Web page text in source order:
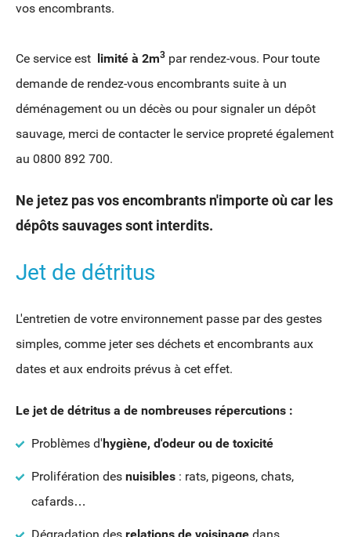
vos encombrants.
Ce service est limité à 2m3 par rendez-vous. Pour toute
demande de rendez-vous encombrants suite à un
déménagement ou un décès ou pour signaler un dépôt
sauvage, merci de contacter le service propreté également
au 0800 892 700.
Ne jetez pas vos encombrants n'importe où car les
dépôts sauvages sont interdits.
Jet de détritus
L'entretien de votre environnement passe par des gestes
simples, comme jeter ses déchets et encombrants aux
dates et aux endroits prévus à cet effet.
Le jet de détritus a de nombreuses répercutions :
Problèmes d' hygiène, d'odeur ou de toxicité
Prolifération des nuisibles : rats, pigeons, chats,
cafards…